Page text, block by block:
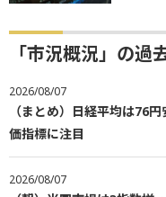
「市況概況」の過
2026/08/07
（まとめ）日経平均は76
価指標に注目
2026/08/07